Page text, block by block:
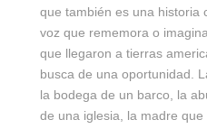
que también es una historia
voz que rememora o
que llegaron a tierras
busca de una oportunidad.
la bodega de un barco, la
de una iglesia, la madre